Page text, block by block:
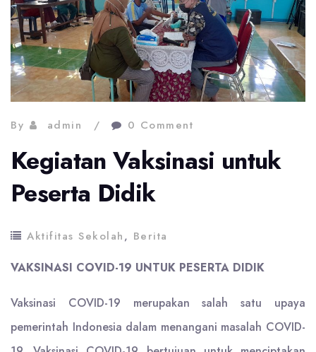
By admin 0 Comment
Kegiatan Vaksinasi untuk
Peserta Didik
Aktifitas Sekolah, Berita
VAKSINASI COVID-19 UNTUK PESERTA DIDIK
Vaksinasi COVID-19 merupakan salah satu upaya
pemerintah Indonesia dalam menangani masalah COVID-